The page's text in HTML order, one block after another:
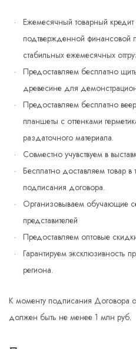
Ежемесячный товарный
подтвержденной финансовой
стабильных ежемесячных
Предоставляем бесплатно
древесине для
Предоставляем бесплатно
планшеты с оттенками
раздаточного материала.
Совместно учувствуем в
Бесплатно доставляем товар в
подписания договора.
Организовываем обучающие
представителей
Предоставляем оптовые
Гарантируем эксклюзивность
региона.
К моменту подписания Договора
должен быть не менее 1 млн руб.